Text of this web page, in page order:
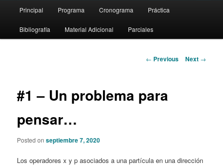
Skip
to
Principal Programa Cronograma Práctica
Bibliografía Material Adicional Parciales
Post
← Previous Next →
#1 – Un problema para
pensar…
Posted onseptiembre 7, 2020
Los operadores x y p asociados a una partícula en una dirección